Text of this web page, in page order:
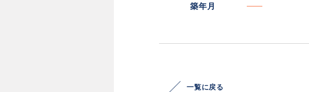
築年月
一覧に戻る